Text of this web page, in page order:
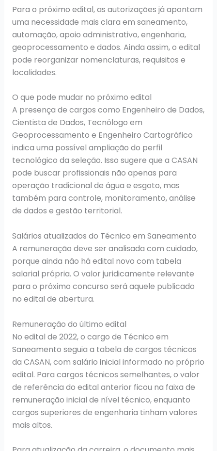
Para o próximo edital, as autorizações já apontam
uma necessidade mais clara em saneamento,
automação, apoio administrativo, engenharia,
geoprocessamento e dados. Ainda assim, o edital
pode reorganizar nomenclaturas, requisitos e
localidades.
O que pode mudar no próximo edital
A presença de cargos como Engenheiro de Dados,
Cientista de Dados, Tecnólogo em
Geoprocessamento e Engenheiro Cartográfico
indica uma possível ampliação do perfil
tecnológico da seleção. Isso sugere que a CASAN
pode buscar profissionais não apenas para
operação tradicional de água e esgoto, mas
também para controle, monitoramento, análise
de dados e gestão territorial.
Salários atualizados do Técnico em Saneamento
A remuneração deve ser analisada com cuidado,
porque ainda não há edital novo com tabela
salarial própria. O valor juridicamente relevante
para o próximo concurso será aquele publicado
no edital de abertura.
Remuneração do último edital
No edital de 2022, o cargo de Técnico em
Saneamento seguia a tabela de cargos técnicos
da CASAN, com salário inicial informado no próprio
edital. Para cargos técnicos semelhantes, o valor
de referência do edital anterior ficou na faixa de
remuneração inicial de nível técnico, enquanto
cargos superiores de engenharia tinham valores
mais altos.